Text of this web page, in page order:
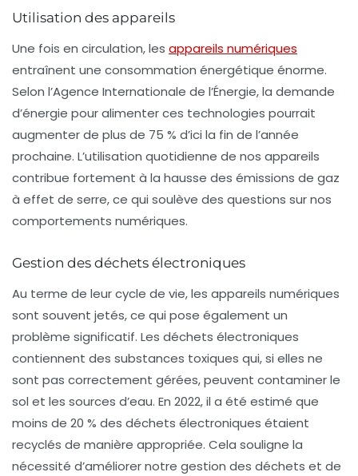
Utilisation des appareils
Une fois en circulation, les appareils numériques
entraînent une consommation énergétique énorme.
Selon l’Agence Internationale de l’Énergie, la demande
d’énergie pour alimenter ces technologies pourrait
augmenter de plus de 75 % d’ici la fin de l’année
prochaine. L’utilisation quotidienne de nos appareils
contribue fortement à la hausse des émissions de gaz
à effet de serre, ce qui soulève des questions sur nos
comportements numériques.
Gestion des déchets électroniques
Au terme de leur cycle de vie, les appareils numériques
sont souvent jetés, ce qui pose également un
problème significatif. Les déchets électroniques
contiennent des substances toxiques qui, si elles ne
sont pas correctement gérées, peuvent contaminer le
sol et les sources d’eau. En 2022, il a été estimé que
moins de 20 % des déchets électroniques étaient
recyclés de manière appropriée. Cela souligne la
nécessité d’améliorer notre gestion des déchets et de